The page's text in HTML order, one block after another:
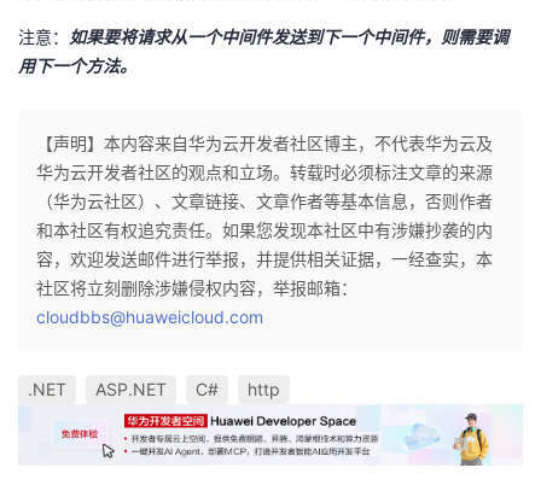
注意：
如果要将请求从一个中间件发送到下一个中间件，则需要调
用下一个方法。
【声明】本内容来自华为云开发者社区博主，不代表华为云及
华为云开发者社区的观点和立场。转载时必须标注文章的来源
（华为云社区）、文章链接、文章作者等基本信息，否则作者
和本社区有权追究责任。如果您发现本社区中有涉嫌抄袭的内
容，欢迎发送邮件进行举报，并提供相关证据，一经查实，本
社区将立刻删除涉嫌侵权内容，举报邮箱：
cloudbbs@huaweicloud.com
.NET ASP.NET C# http